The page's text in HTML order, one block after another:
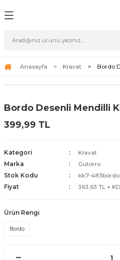
Anasayfa Kravat Bordo
Bordo Desenli Mendilli
399,99 TL
Kategori
Kravat
Marka
Gutiero
Stok Kodu
kk7-483bordo
Fiyat
363,63 TL +
Ürün Rengi
Bordo